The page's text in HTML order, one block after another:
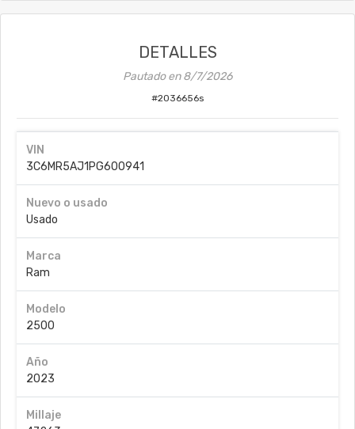
DETALLES
Pautado en8/7/2026
#2036656s
VIN
3C6MR5AJ1PG600941
Nuevo o usado
Usado
Marca
Ram
Modelo
2500
Año
2023
Millaje